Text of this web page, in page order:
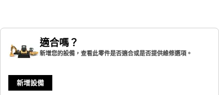
適合嗎？
新增您的設備，查看此零件是否適合或是否提供維修選項。
新增設備